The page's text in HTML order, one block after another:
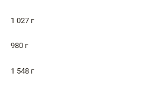
1 027 г
980 г
1 548 г